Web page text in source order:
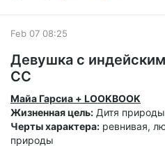
своим любимым творческим
растениями вместе с отцом и
Анджела мечтает стать
время в одиночетве.
Feb 07 08:25
Девушка с
CC
Майа Гарсиа + LOOKBOOK
Жизненная цель: Дитя природы
Черты характера: ревнивая,
природы